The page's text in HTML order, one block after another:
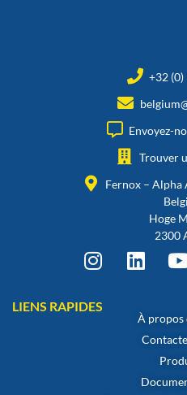
+32
Envoyez-
Trouver
Fernox – Alpha
Hoge
2300
LIENS RAPIDES
À propos